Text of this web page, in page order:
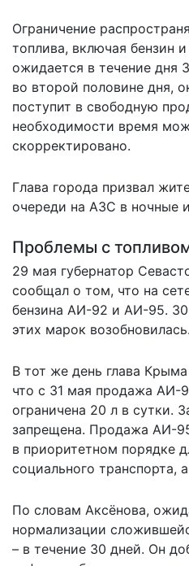
Ограничение
топлива, включая бензин
ожидается в течение дня
во второй половине дня,
поступит в свободную
необходимости время
скорректировано.
Глава города призвал
очереди на АЗС в ночные
Проблемы с
29 мая губернатор
сообщал о том, что на
бензина АИ-92 и АИ-95.
этих марок возобновилась.
В тот же день глава
что с 31 мая продажа АИ-
ограничена 20 л в сутки.
запрещена. Продажа АИ-
в приоритетном порядке
социального транспорта,
По словам Аксёнова,
нормализации
– в течение 30 дней. Он